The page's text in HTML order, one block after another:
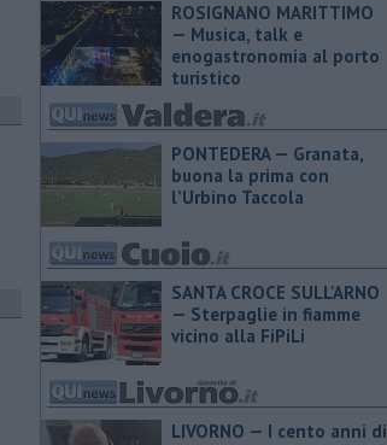
ROSIGNANO MARITTIMO
— Musica, talk e
enogastronomia al porto
turistico
PONTEDERA — ​Granata,
buona la prima con
l’Urbino Taccola
SANTA CROCE SULL'ARNO
— Sterpaglie in fiamme
vicino alla FiPiLi
LIVORNO — I cento anni di